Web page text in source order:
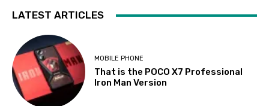
LATEST ARTICLES
MOBILE PHONE
That is the POCO X7 Professional
Iron Man Version